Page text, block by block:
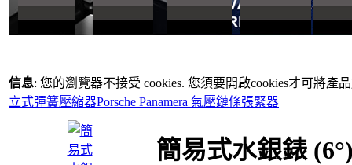
信息: 您的瀏覽器不接受 cookies. 您須要開啟cookies才可將產
立式彈簧壓縮器Porsche Panamera 氣壓鏈條張緊器
簡易式水銀錶